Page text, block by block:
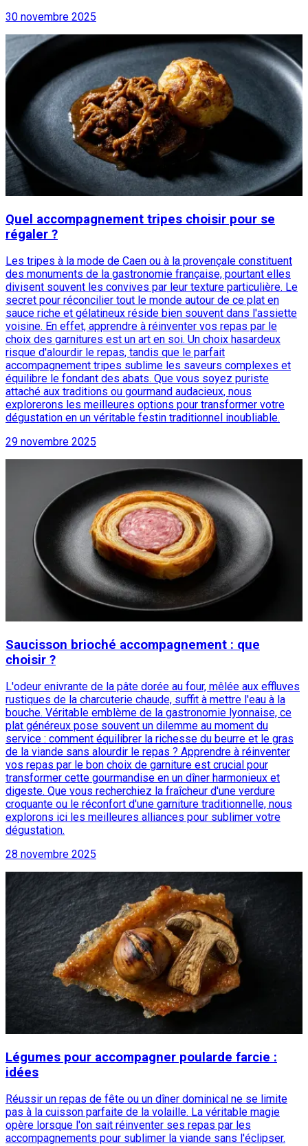
30 novembre 2025
Quel accompagnement tripes choisir pour se
régaler ?
Les tripes à la mode de Caen ou à la provençale constituent
des monuments de la gastronomie française, pourtant elles
divisent souvent les convives par leur texture particulière. Le
secret pour réconcilier tout le monde autour de ce plat en
sauce riche et gélatineux réside bien souvent dans l'assiette
voisine. En effet, apprendre à réinventer vos repas par le
choix des garnitures est un art en soi. Un choix hasardeux
risque d'alourdir le repas, tandis que le parfait
accompagnement tripes sublime les saveurs complexes et
équilibre le fondant des abats. Que vous soyez puriste
attaché aux traditions ou gourmand audacieux, nous
explorerons les meilleures options pour transformer votre
dégustation en un véritable festin traditionnel inoubliable.
29 novembre 2025
Saucisson brioché accompagnement : que
choisir ?
L'odeur enivrante de la pâte dorée au four, mêlée aux effluves
rustiques de la charcuterie chaude, suffit à mettre l'eau à la
bouche. Véritable emblème de la gastronomie lyonnaise, ce
plat généreux pose souvent un dilemme au moment du
service : comment équilibrer la richesse du beurre et le gras
de la viande sans alourdir le repas ? Apprendre à réinventer
vos repas par le bon choix de garniture est crucial pour
transformer cette gourmandise en un dîner harmonieux et
digeste. Que vous recherchiez la fraîcheur d'une verdure
croquante ou le réconfort d'une garniture traditionnelle, nous
explorons ici les meilleures alliances pour sublimer votre
dégustation.
28 novembre 2025
Légumes pour accompagner poularde farcie :
idées
Réussir un repas de fête ou un dîner dominical ne se limite
pas à la cuisson parfaite de la volaille. La véritable magie
opère lorsque l'on sait réinventer ses repas par les
accompagnements pour sublimer la viande sans l'éclipser.